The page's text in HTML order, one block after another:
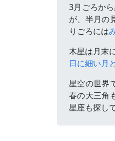
3月ごろか
が、半月の
りごろには
木星は月末
日に細い月
星空の世界
春の大三角
星座も探し